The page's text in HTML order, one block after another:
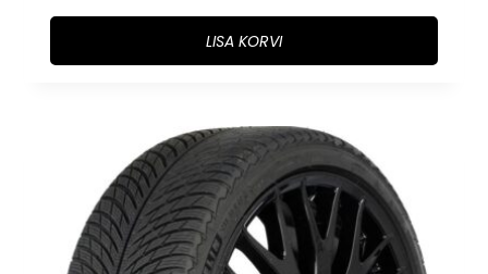
LISA KORVI